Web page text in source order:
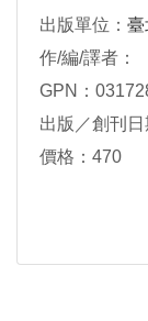
Americ
出版單位： 臺
作/編/譯者：
GPN：
出版／創刊
價格：470